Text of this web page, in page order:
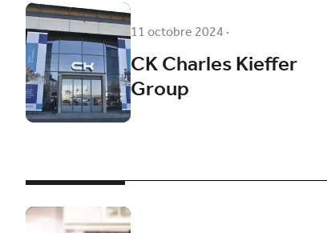
11 octobre 2024·
CK Charles Kieffer
Group